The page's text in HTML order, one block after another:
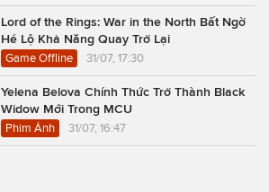
Lord of the Rings: War in the North Bất Ngờ
Hé Lộ Khả Năng Quay Trở Lại
Game Offline 31/07, 17:30
Yelena Belova Chính Thức Trở Thành Black
Widow Mới Trong MCU
Phim Ảnh 31/07, 16:47